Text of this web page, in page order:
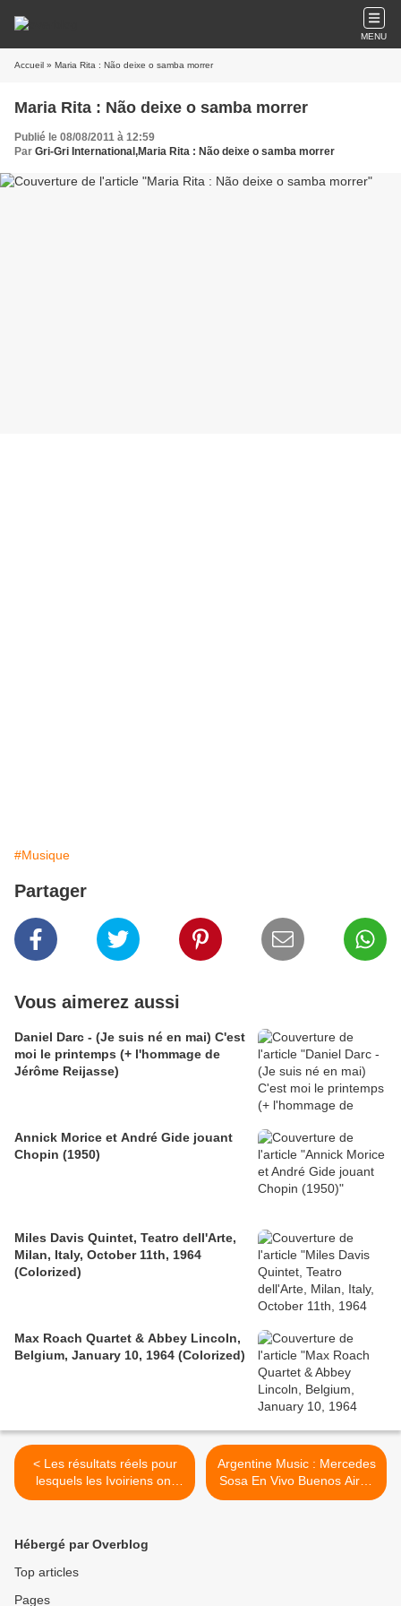
MENU
Accueil » Maria Rita : Não deixe o samba morrer
Maria Rita : Não deixe o samba morrer
Publié le 08/08/2011 à 12:59
Par Gri-Gri International,Maria Rita : Não deixe o samba morrer
#Musique
Partager
Vous aimerez aussi
Daniel Darc - (Je suis né en mai) C'est
moi le printemps (+ l'hommage de
Jérôme Reijasse)
Annick Morice et André Gide jouant
Chopin (1950)
Miles Davis Quintet, Teatro dell'Arte,
Milan, Italy, October 11th, 1964
(Colorized)
Max Roach Quartet & Abbey Lincoln,
Belgium, January 10, 1964 (Colorized)
< Les résultats réels pour
lesquels les Ivoiriens ont
vraiment eu raison de
Argentine Music : Mercedes
Sosa En Vivo Buenos Aires
En El Rosedal >
Hébergé par Overblog
Top articles
Pages